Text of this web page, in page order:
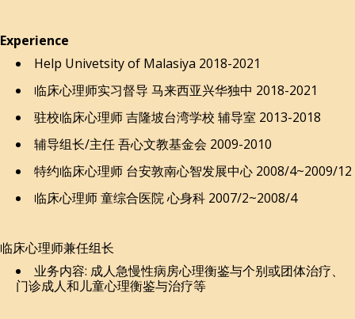
Experience
Help Univetsity of Malasiya 2018-2021
临床心理师实习督导 马来西亚兴华独中 2018-2021
驻校临床心理师 吉隆坡台湾学校 辅导室 2013-2018
辅导组长/主任 吾心文教基金会 2009-2010
特约临床心理师 台安敦南心智发展中心 2008/4~2009/12
临床心理师 童综合医院 心身科 2007/2~2008/4
临床心理师兼任组长
业务内容: 成人急慢性病房心理衡鉴与个别或团体治疗、
门诊成人和儿童心理衡鉴与治疗等